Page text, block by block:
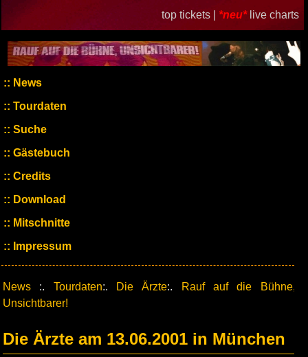
top tickets | *neu* live charts
News
Tourdaten
Suche
Gästebuch
Credits
Download
Mitschnitte
Impressum
News :. Tourdaten:. Die Ärzte:.
Rauf auf die Bühne,
Unsichtbarer!
Die Ärzte am 13.06.2001 in München